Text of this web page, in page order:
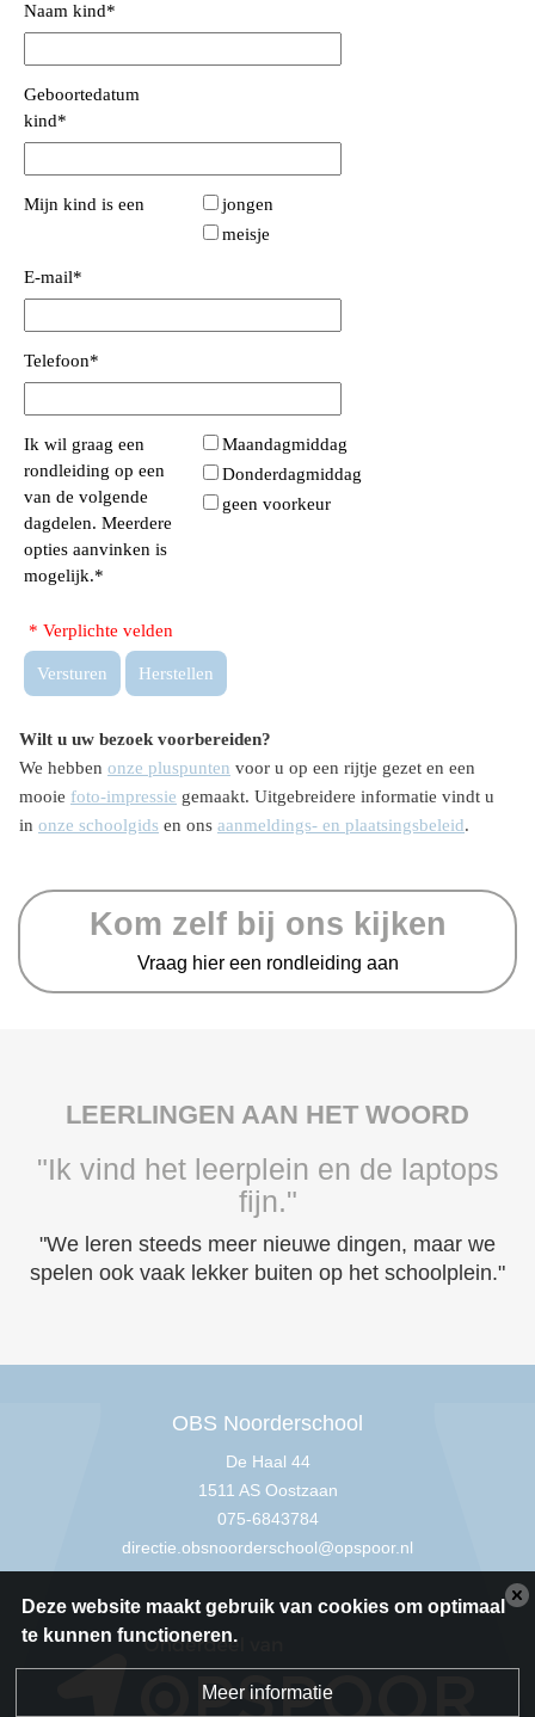
Naam kind*
Geboortedatum
kind*
Mijn kind is een
jongen
meisje
E-mail*
Telefoon*
Ik wil graag een
rondleiding op een
van de volgende
dagdelen. Meerdere
opties aanvinken is
mogelijk.*
Maandagmiddag
Donderdagmiddag
geen voorkeur
* Verplichte velden
Versturen Herstellen
Wilt u uw bezoek voorbereiden?
We hebben onze pluspunten voor u op een rijtje gezet en een
mooie foto-impressie gemaakt. Uitgebreidere informatie vindt u
in onze schoolgids en ons aanmeldings- en plaatsingsbeleid.
Kom zelf bij ons kijken
Vraag hier een rondleiding aan
LEERLINGEN AAN HET WOORD
"Ik vind het leerplein en de laptops
fijn."
"We leren steeds meer nieuwe dingen, maar we
spelen ook vaak lekker buiten op het schoolplein."
OBS Noorderschool
De Haal 44
1511 AS Oostzaan
075-6843784
directie.obsnoorderschool@opspoor.nl
Deze website maakt gebruik van cookies om optimaal
te kunnen functioneren.
Meer informatie